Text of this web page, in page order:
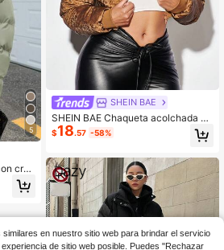
5
cre
gr
muje
SHEIN BAE
SHEIN BAE Chaqueta acolchada co
n cremallera y corte en la cintura pa
ra invierno
$18.57 -58%
en nuestro sitio web para brindar el servicio
de sitio web posible. Puedes "Rechazar